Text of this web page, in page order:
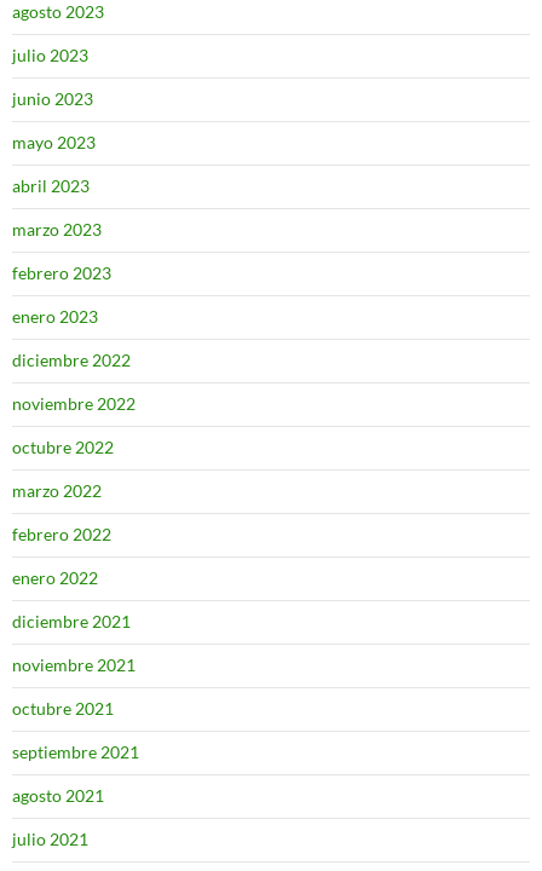
agosto 2023
julio 2023
junio 2023
mayo 2023
abril 2023
marzo 2023
febrero 2023
enero 2023
diciembre 2022
noviembre 2022
octubre 2022
marzo 2022
febrero 2022
enero 2022
diciembre 2021
noviembre 2021
octubre 2021
septiembre 2021
agosto 2021
julio 2021